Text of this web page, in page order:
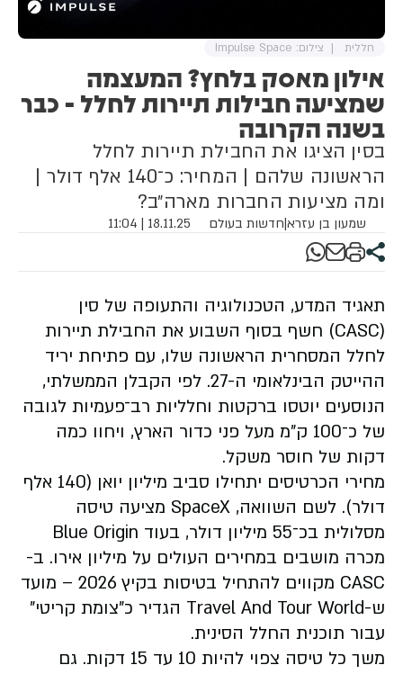
אילון מאסק בלחץ? המעצמה
שמציעה חבילות תיירות לחלל - כבר
בשנה הקרובה
בסין הציגו את החבילת תיירות לחלל
הראשונה שלהם | המחיר: כ־140 אלף דולר |
ומה מציעות החברות מארה״ב?
שמעון בן עזרא|חדשות בעולם 18.11.25 | 11:04
חללית צילום: Impulse Space
תאגיד המדע, הטכנולוגיה והתעופה של סין
(CASC) חשף בסוף השבוע את החבילת תיירות
לחלל המסחרית הראשונה שלו, עם פתיחת יריד
ההייטק הבינלאומי ה-27. לפי הקבלן הממשלתי,
הנוסעים יוטסו ברקטות וחלליות רב־פעמיות לגובה
של כ־100 ק”מ מעל פני כדור הארץ, ויחוו כמה
דקות של חוסר משקל.
מחירי הכרטיסים יתחילו סביב מיליון יואן (140 אלף
דולר). לשם השוואה, SpaceX מציעה טיסה
מסלולית בכ־55 מיליון דולר, בעוד Blue Origin
מכרה מושבים במחירים העולים על מיליון אירו. ב-
CASC מקווים להתחיל בטיסות בקיץ 2026 – מועד
ש-Travel And Tour World הגדיר כ”צומת קריטי”
עבור תוכנית החלל הסינית.
משך כל טיסה צפוי להיות 10 עד 15 דקות. גם